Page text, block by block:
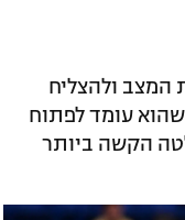
המצב ולהצליח
עומד לפתוח
הקשה ביותר